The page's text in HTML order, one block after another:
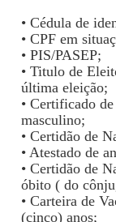
• Cédula de
• CPF em
• PIS/PASEP;
• Titulo de
última eleição;
• Certificado
masculino;
• Certidão de
• Atestado de
• Certidão de
óbito ( do
• Carteira de
(cinco) anos;